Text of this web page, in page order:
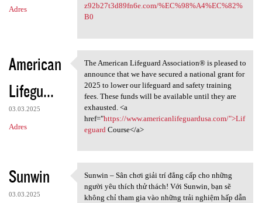
Adres
z92b27t3d89fn6e.com/%EC%98%A4%EC%82%
B0
American
Lifegu...
03.03.2025
Adres
The American Lifeguard
The American Lifeguard Association® is pleased to
announce that we have secured a national grant for
2025 to lower our lifeguard and safety training
fees. These funds will be available until they are
exhausted. <a
href="https://www.americanlifeguardusa.com/">Lif
eguard Course</a>
Sunwin
03.03.2025
Sunwin – Sân chơi giải trí
Sunwin – Sân chơi giải trí đẳng cấp cho những
người yêu thích thử thách! Với Sunwin, bạn sẽ
không chỉ tham gia vào những trải nghiệm hấp dẫn